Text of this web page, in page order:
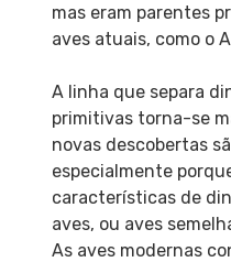
mas eram parentes
aves atuais, como o
A linha que separa
primitivas torna-se
novas descobertas
especialmente
características de
aves, ou aves
As aves modernas